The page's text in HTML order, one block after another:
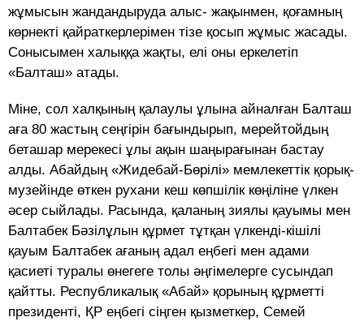
жұмысын жандандыруда алыс- жақынмен, қоғамның
көрнекті қайраткерлерімен тізе қосып жұмыс жасады.
Сонысымен халыққа жақты, елі оны еркелетіп
«Балташ» атады.
Міне, сол халқының қалаулы ұлына айналған Балташ
аға 80 жастың сеңгірін бағындырып, мерейтойдың
беташар мерекесі ұлы ақын шаңырағынан бастау
алды. Абайдың «Жидебай-Бөрілі» мемлекеттік қорық-
музейінде өткен рухани кеш көпшілік көңіліне үлкен
әсер сыйлады. Расында, қаланың зиялы қауымы мен
Балтабек Бәзілұлын құрмет тұтқан үлкенді-кішілі
қауым Балтабек ағаның адал еңбегі мен адами
қасиеті туралы өнегеге толы әңгімелерге сусындап
қайтты. Республикалық «Абай» қорының құрметті
президенті, ҚР еңбегі сіңген қызметкер, Семей